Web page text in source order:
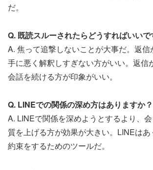
だ。
Q. 既読スルーされたらどうすればいいで
A. 焦って追撃しないことが大事だ。返信
手に悪く解釈しすぎない方がいい。返信
会話を続ける方が印象がいい。
Q. LINEでの関係の深め方はありますか？
A. LINEで関係を深めようとするより、
質を上げる方が効果が大きい。LINEはあ
約束をするためのツールだ。